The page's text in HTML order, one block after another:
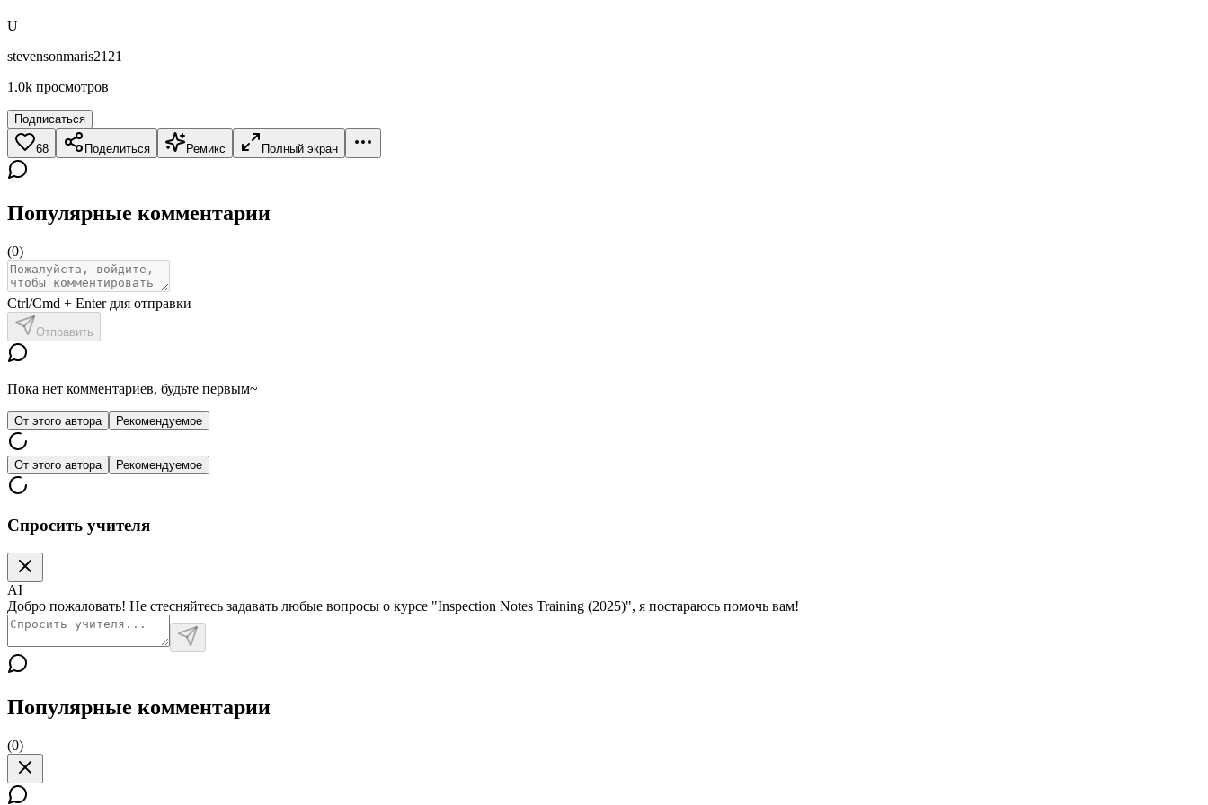
U
stevensonmaris2121
1.0k просмотров
Подписаться
68 Поделиться Ремикс Полный экран
Популярные комментарии
(0)
Ctrl/Cmd + Enter для отправки
Отправить
Пока нет комментариев, будьте первым~
От этого автора Рекомендуемое
От этого автора Рекомендуемое
Спросить учителя
AI
Добро пожаловать! Не стесняйтесь задавать любые вопросы о курсе "Inspection Notes Training (2025)", я постараюсь помочь вам!
Популярные комментарии
(0)